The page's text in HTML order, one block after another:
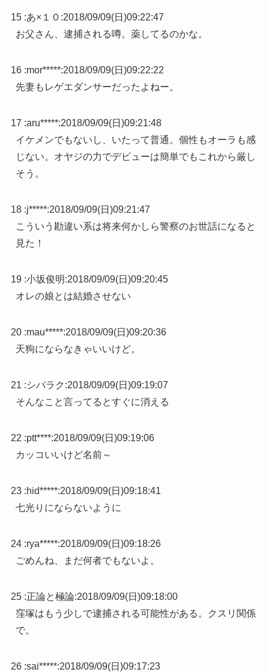
15 :あ×１０ :2018/09/09(日)09:22:47
お父さん、逮捕される噂。薬してるのかな。
16 :mor*****:2018/09/09(日)09:22:22
先妻もレゲエダンサーだったよねー。
17 :aru*****:2018/09/09(日)09:21:48
イケメンでもないし、いたって普通。個性もオーラも感
じない。オヤジの力でデビューは簡単でもこれから厳し
そう。
18 :j*****:2018/09/09(日)09:21:47
こういう勘違い系は将来何かしら警察のお世話になると
見た！
19 :小坂俊明:2018/09/09(日)09:20:45
オレの娘とは結婚させない
20 :mau*****:2018/09/09(日)09:20:36
天狗にならなきゃいいけど。
21 :シバラク :2018/09/09(日)09:19:07
そんなこと言ってるとすぐに消える
22 :ptt****:2018/09/09(日)09:19:06
カッコいいけど名前～
23 :hid*****:2018/09/09(日)09:18:41
七光りにならないように
24 :rya*****:2018/09/09(日)09:18:26
ごめんね、まだ何者でもないよ。
25 :正論と極論:2018/09/09(日)09:18:00
窪塚はもう少しで逮捕される可能性がある。クスリ関係
で。
26 :sai*****:2018/09/09(日)09:17:23